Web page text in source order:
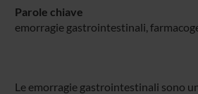
Parole chiave
emorragie gastrointestinali,
Le emorragie gastrointestinali sono